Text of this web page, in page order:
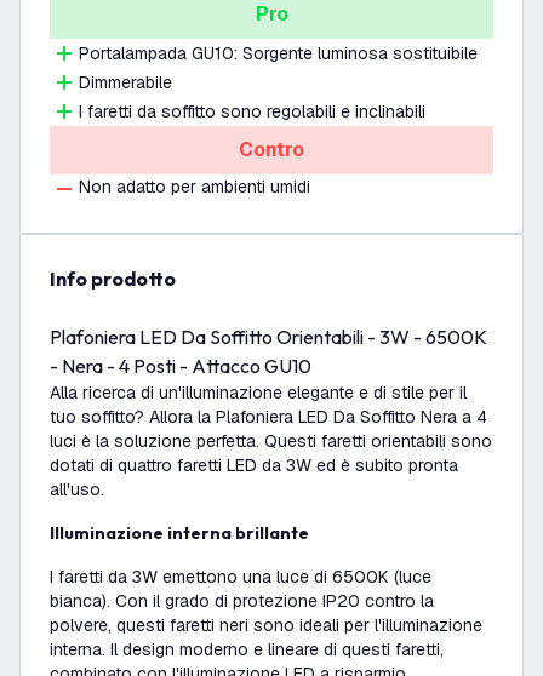
Pro
Portalampada GU10: Sorgente luminosa sostituibile
Dimmerabile
I faretti da soffitto sono regolabili e inclinabili
Contro
Non adatto per ambienti umidi
info prodotto
Plafoniera LED Da Soffitto Orientabili - 3W - 6500K
- Nera - 4 Posti - Attacco GU10
Alla ricerca di un'illuminazione elegante e di stile per il
tuo soffitto? Allora la Plafoniera LED Da Soffitto Nera a 4
luci è la soluzione perfetta. Questi faretti orientabili sono
dotati di quattro faretti LED da 3W ed è subito pronta
all'uso.
Illuminazione interna brillante
I faretti da 3W emettono una luce di 6500K (luce
bianca). Con il grado di protezione IP20 contro la
polvere, questi faretti neri sono ideali per l'illuminazione
interna. Il design moderno e lineare di questi faretti,